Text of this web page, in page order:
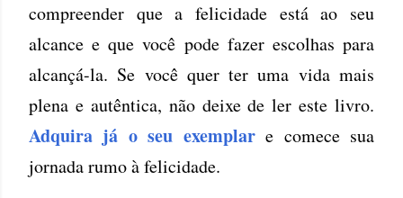
compreender que a felicidade está ao seu
alcance e que você pode fazer escolhas para
alcançá-la. Se você quer ter uma vida mais
plena e autêntica, não deixe de ler este livro.
Adquira já o seu exemplare comece sua
jornada rumo à felicidade.